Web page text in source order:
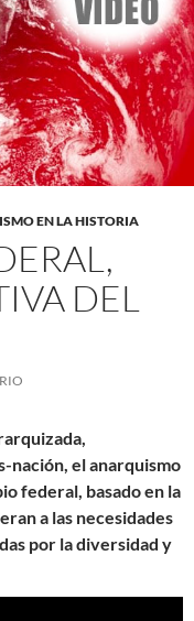
EN LA HISTORIA
DEL
nación, el anarquismo
federal, basado en la
a las necesidades
por la diversidad y